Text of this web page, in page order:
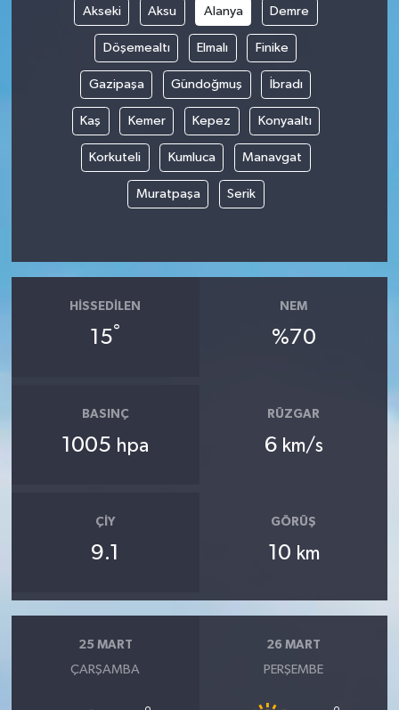
Akseki Aksu Alanya Demre
Döşemealtı Elmalı Finike
Gazipaşa Gündoğmuş İbradı
Kaş Kemer Kepez Konyaaltı
Korkuteli Kumluca Manavgat
Muratpaşa Serik
HISSEDILEN
15°
NEM
%70
BASINÇ
1005 hpa
RÜZGAR
6 km/s
ÇIY
9.1
GÖRÜŞ
10 km
25 MART
ÇARŞAMBA
26 MART
PERŞEMBE